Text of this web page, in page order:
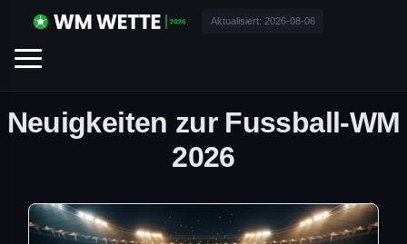
Aktualisiert: 2026-08-06
Neuigkeiten zur Fussball-WM
2026